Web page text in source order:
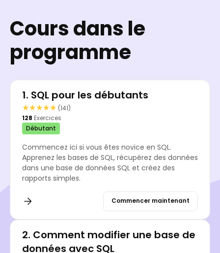
Cours dans le
programme
1. SQL pour les débutants
★★★★★
★★★★★ (141)
128 Exercices
Débutant
Commencez ici si vous êtes novice en SQL.
Apprenez les bases de SQL, récupérez des données
dans une base de données SQL et créez des
rapports simples.
Commencer maintenant
2. Comment modifier une base de
données avec SQL